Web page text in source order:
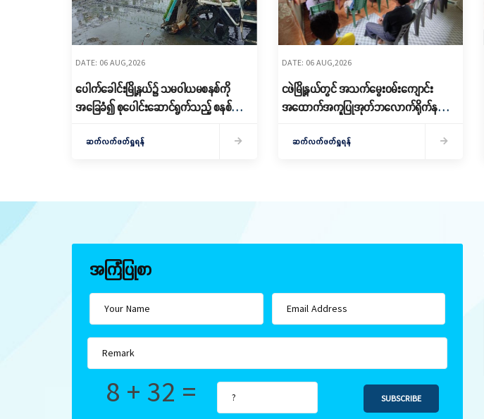
DATE: 06 AUG,2026
ပေါက်ခေါင်းမြို့နယ်၌ သမဝါယမစနစ်ကို
အခြေခံ၍ စုပေါင်းဆောင်ရွက်သည့် စနစ်ကျ
ဆက်လက်ဖတ်ရှုရန်
DATE: 06 AUG,2026
ငဖဲမြို့နယ်တွင် အသက်မွေးဝမ်းကျောင်း
အထောက်အကူပြုအုတ်ဘလောက်ရိုက်နည်း
ဆက်လက်ဖတ်ရှုရန်
အကြံပြုစာ
8 + 32 = SUBSCRIBE